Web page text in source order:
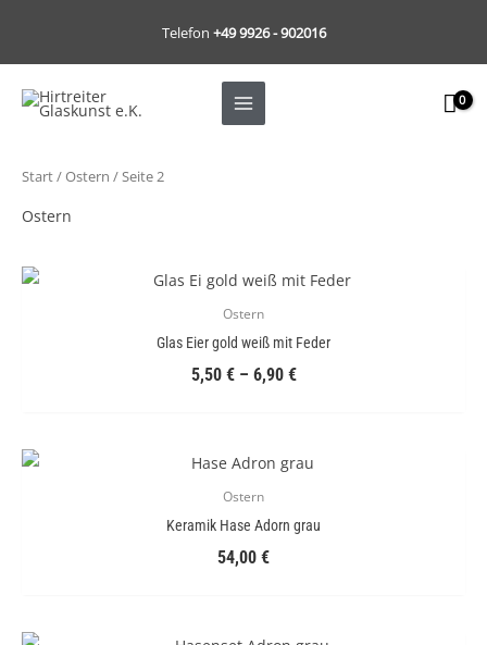
springen
Telefon +49 9926 - 902016
Start/Ostern / Seite 2
Ostern
Ostern
Glas Eier gold weiß mit Feder
5,50 €– 6,90 €
Ostern
Keramik Hase Adorn grau
54,00 €